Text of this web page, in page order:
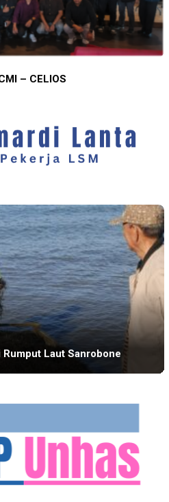
– CELIOS
Laut Sanrobone